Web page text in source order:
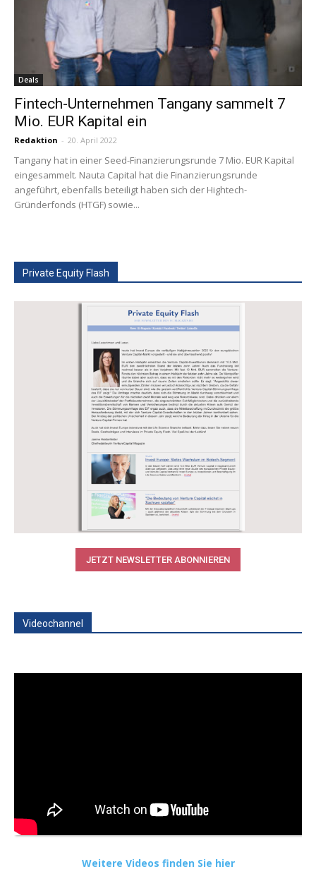
Deals
Fintech-Unternehmen Tangany sammelt 7
Mio. EUR Kapital ein
Redaktion - 20. April 2022
Tangany hat in einer Seed-Finanzierungsrunde 7 Mio. EUR Kapital
eingesammelt. Nauta Capital hat die Finanzierungsrunde
angeführt, ebenfalls beteiligt haben sich der Hightech-
Gründerfonds (HTGF) sowie...
Private Equity Flash
JETZT NEWSLETTER ABONNIEREN
Videochannel
Weitere Videos finden Sie hier